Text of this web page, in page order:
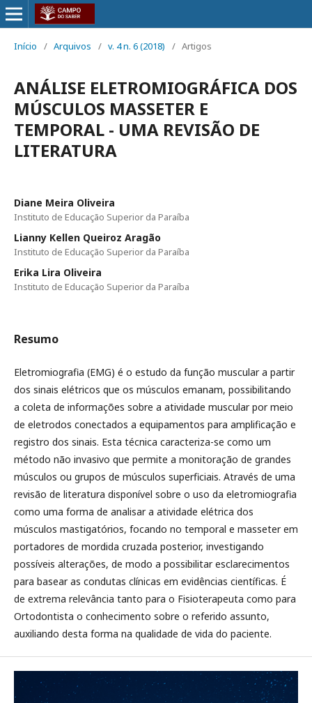
Início / Arquivos / v. 4 n. 6 (2018) / Artigos
ANÁLISE ELETROMIOGRÁFICA DOS
MÚSCULOS MASSETER E
TEMPORAL - UMA REVISÃO DE
LITERATURA
Diane Meira Oliveira
Instituto de Educação Superior da Paraíba
Lianny Kellen Queiroz Aragão
Instituto de Educação Superior da Paraíba
Erika Lira Oliveira
Instituto de Educação Superior da Paraíba
Resumo
Eletromiografia (EMG) é o estudo da função muscular a partir
dos sinais elétricos que os músculos emanam, possibilitando
a coleta de informações sobre a atividade muscular por meio
de eletrodos conectados a equipamentos para amplificação e
registro dos sinais. Esta técnica caracteriza-se como um
método não invasivo que permite a monitoração de grandes
músculos ou grupos de músculos superficiais. Através de uma
revisão de literatura disponível sobre o uso da eletromiografia
como uma forma de analisar a atividade elétrica dos
músculos mastigatórios, focando no temporal e masseter em
portadores de mordida cruzada posterior, investigando
possíveis alterações, de modo a possibilitar esclarecimentos
para basear as condutas clínicas em evidências científicas. É
de extrema relevância tanto para o Fisioterapeuta como para
Ortodontista o conhecimento sobre o referido assunto,
auxiliando desta forma na qualidade de vida do paciente.